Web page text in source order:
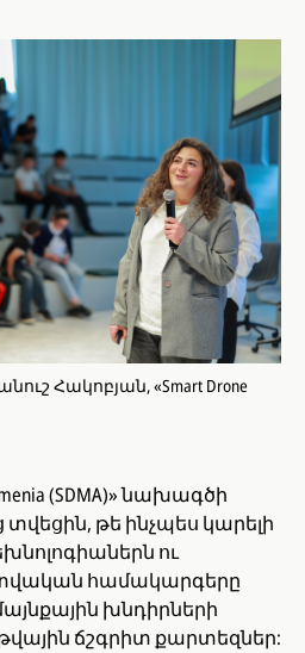
Հակոբյան, «Smart Drone
(SDMA)» նախագծի
տվեցին, թե ինչպես կարելի
ու
համակարգերը
խնդիրների
ճշգրիտ քարտեզներ: